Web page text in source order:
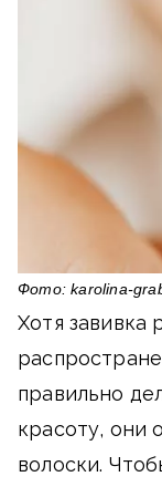
Фото: karolina-
Хотя завивка
правильно
красоту, они
волоски.